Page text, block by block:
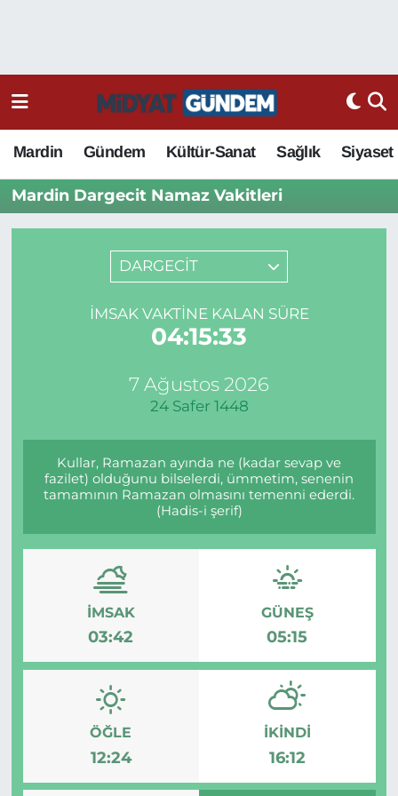
Mardin Gündem Kültür-Sanat Sağlık Siyaset
Mardin Dargecit Namaz Vakitleri
DARGECİT
İMSAK VAKTINE KALAN SÜRE
04:15:33
7 Ağustos 2026
24 Safer 1448
Kullar, Ramazan ayında ne (kadar sevap ve
fazilet) olduğunu bilselerdi, ümmetim, senenin
tamamının Ramazan olmasını temenni ederdi.
(Hadis-i şerif)
İMSAK
03:42
GÜNEŞ
05:15
ÖĞLE
12:24
İKINDI
16:12